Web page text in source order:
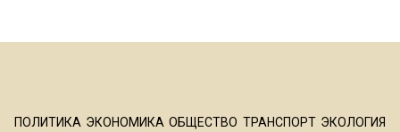
ПОЛИТИКА ЭКОНОМИКА ОБЩЕСТВО ТРАНСПОРТ ЭКОЛОГИЯ